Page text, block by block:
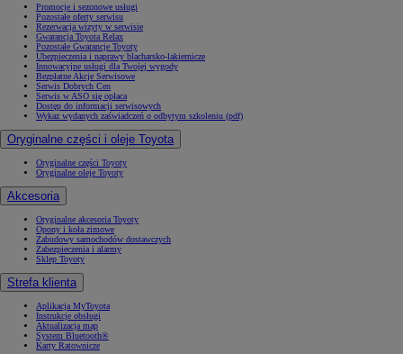
Promocje i sezonowe usługi
Pozostałe oferty serwisu
Rezerwacja wizyty w serwisie
Gwarancja Toyota Relax
Pozostałe Gwarancje Toyoty
Ubezpieczenia i naprawy blacharsko-lakiernicze
Innowacyjne usługi dla Twojej wygody
Bezpłatne Akcje Serwisowe
Serwis Dobrych Cen
Serwis w ASO się opłaca
Dostęp do informacji serwisowych
Wykaz wydanych zaświadczeń o odbytym szkoleniu (pdf)
Oryginalne części i oleje Toyota
Oryginalne części Toyoty
Oryginalne oleje Toyoty
Akcesoria
Oryginalne akcesoria Toyoty
Opony i koła zimowe
Zabudowy samochodów dostawczych
Zabezpieczenia i alarmy
Sklep Toyoty
Strefa klienta
Aplikacja MyToyota
Instrukcje obsługi
Aktualizacja map
System Bluetooth®
Karty Ratownicze